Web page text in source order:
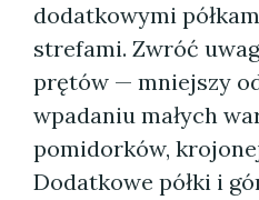
dodatkowymi
strefami. Zwróć
prętów — mniejszy
wpadaniu małych
pomidorków,
Dodatkowe półki i